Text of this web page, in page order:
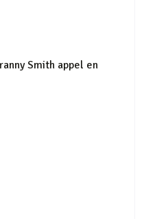
Smith appel en